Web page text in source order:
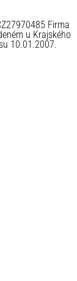
Firma
u Krajského
10.01.2007.